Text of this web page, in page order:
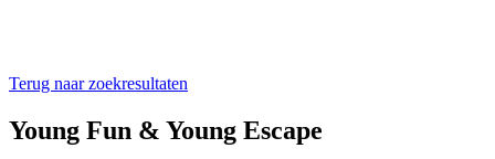
Terug naar zoekresultaten
Young Fun & Young Escape